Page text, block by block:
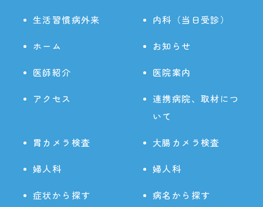
生活習慣病外来 内科（当日受診）
ホーム お知らせ
医師紹介 医院案内
アクセス
連携病院、取材につ
いて
胃カメラ検査 大腸カメラ検査
婦人科 婦人科
症状から探す 病名から探す